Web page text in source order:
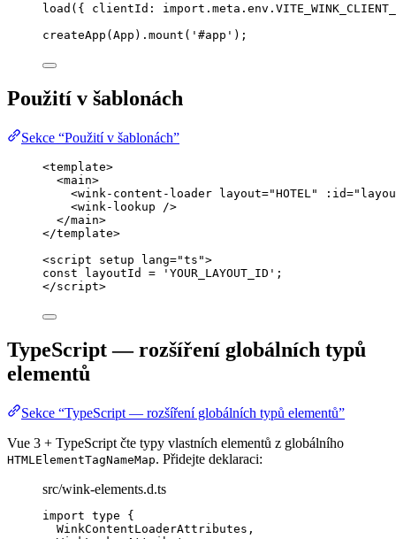
load ({ clientId: import. meta . env .
createApp (App) . mount ( ' #app ' );
Použití v šablonách
Sekce “Použití v šablonách”
<template>
<main>
<wink-content-loader layout="HOTEL " :id="
<wink-lookup />
</main>
</template>
<script setup lang="ts ">
const
layoutId = ' YOUR_LAYOUT_ID ' ;
</script>
TypeScript — rozšíření globálních typů
elementů
Sekce “TypeScript — rozšíření globálních typů elementů”
Vue 3 + TypeScript čte typy vlastních elementů z globálního
HTMLElementTagNameMap. Přidejte deklaraci:
src/wink-elements.d.ts
import type {
WinkContentLoaderAttributes,